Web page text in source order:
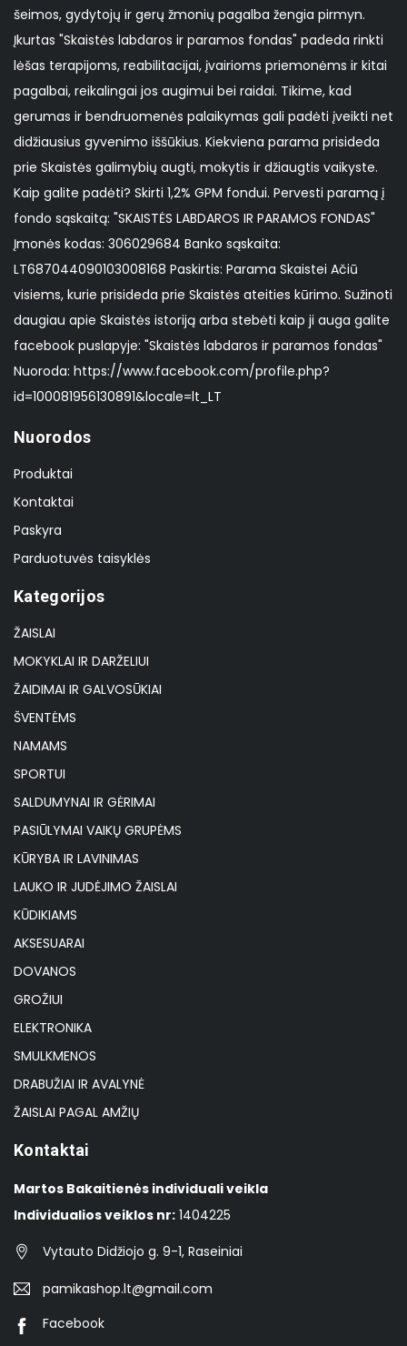
šeimos, gydytojų ir gerų žmonių pagalba žengia pirmyn.
Įkurtas "Skaistės labdaros ir paramos fondas" padeda rinkti
lėšas terapijoms, reabilitacijai, įvairioms priemonėms ir kitai
pagalbai, reikalingai jos augimui bei raidai. Tikime, kad
gerumas ir bendruomenės palaikymas gali padėti įveikti net
didžiausius gyvenimo iššūkius. Kiekviena parama prisideda
prie Skaistės galimybių augti, mokytis ir džiaugtis vaikyste.
Kaip galite padėti? Skirti 1,2% GPM fondui. Pervesti paramą į
fondo sąskaitą: "SKAISTĖS LABDAROS IR PARAMOS FONDAS"
Įmonės kodas: 306029684 Banko sąskaita:
LT687044090103008168 Paskirtis: Parama Skaistei Ačiū
visiems, kurie prisideda prie Skaistės ateities kūrimo. Sužinoti
daugiau apie Skaistės istoriją arba stebėti kaip ji auga galite
facebook puslapyje: "Skaistės labdaros ir paramos fondas"
Nuoroda: https://www.facebook.com/profile.php?
id=100081956130891&locale=lt_LT
Nuorodos
Produktai
Kontaktai
Paskyra
Parduotuvės taisyklės
Kategorijos
ŽAISLAI
MOKYKLAI IR DARŽELIUI
ŽAIDIMAI IR GALVOSŪKIAI
ŠVENTĖMS
NAMAMS
SPORTUI
SALDUMYNAI IR GĖRIMAI
PASIŪLYMAI VAIKŲ GRUPĖMS
KŪRYBA IR LAVINIMAS
LAUKO IR JUDĖJIMO ŽAISLAI
KŪDIKIAMS
AKSESUARAI
DOVANOS
GROŽIUI
ELEKTRONIKA
SMULKMENOS
DRABUŽIAI IR AVALYNĖ
ŽAISLAI PAGAL AMŽIŲ
Kontaktai
Martos Bakaitienės individuali veikla
Individualios veiklos nr: 1404225
Vytauto Didžiojo g. 9-1, Raseiniai
pamikashop.lt@gmail.com
Facebook